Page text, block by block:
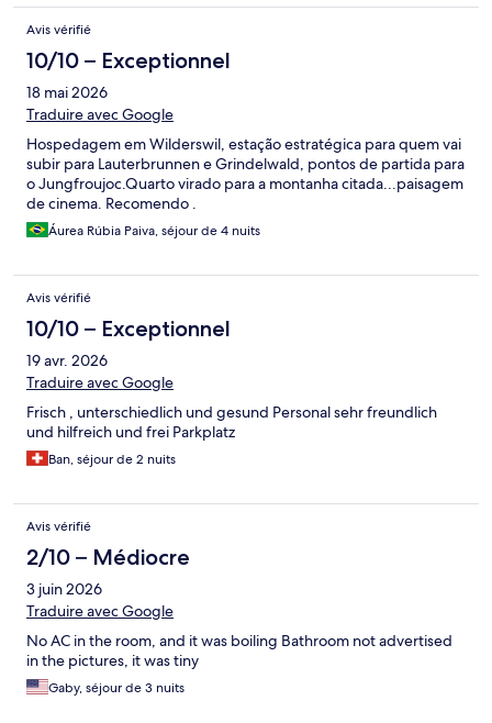
Avis vérifié
10/10 – Exceptionnel
18 mai 2026
Traduire avec Google
Hospedagem em Wilderswil, estação estratégica para quem vai
subir para Lauterbrunnen e Grindelwald, pontos de partida para
o Jungfroujoc.Quarto virado para a montanha citada...paisagem
de cinema. Recomendo .
Áurea Rúbia Paiva, séjour de 4 nuits
Avis vérifié
10/10 – Exceptionnel
19 avr. 2026
Traduire avec Google
Frisch , unterschiedlich und gesund Personal sehr freundlich
und hilfreich und frei Parkplatz
Ban, séjour de 2 nuits
Avis vérifié
2/10 – Médiocre
3 juin 2026
Traduire avec Google
No AC in the room, and it was boiling Bathroom not advertised
in the pictures, it was tiny
Gaby, séjour de 3 nuits